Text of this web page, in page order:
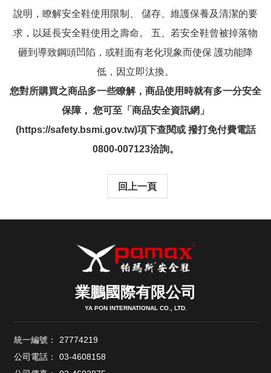
說明，瞭解安全鞋使用限制、 儲存、維護保養及清潔的要
求，以延長安全鞋使用之壽命。 五、若安全鞋曾被掉落物
砸到導致鋼頭凹陷，或鞋面有老化現象而使保 護功能降
低，因立即汰換。
您對所購買之商品多一些瞭解，商品使用時就有多一分安全
保障， 您可至「商品安全資訊網」
(https://safety.bsmi.gov.tw)項下查閱或 撥打免付費電話
0800-007123洽詢。
回上一頁
業鵬國際有限公司
YA PON INTERNATIONAL CO., LTD.
統一編號：
27774219
公司電話：
03-4608158